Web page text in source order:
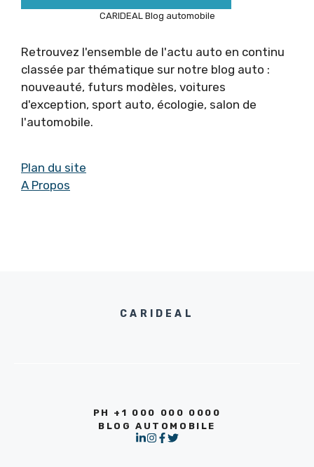
CARIDEAL Blog automobile
Retrouvez l'ensemble de l'actu auto en continu
classée par thématique sur notre blog auto :
nouveauté, futurs modèles, voitures
d'exception, sport auto, écologie, salon de
l'automobile.
Plan du site
A Propos
CARIDEAL
PH +1 000 000 0000
BLOG AUTOMOBILE